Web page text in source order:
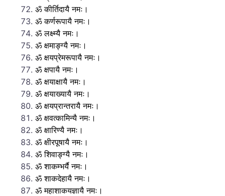
ॐ कीर्तिदायै नमः।
ॐ कर्णरूपायै नमः।
ॐ लक्ष्म्यै नमः।
ॐ क्षमाङ्ग्यै नमः।
ॐ क्षयप्रेमरूपायै नमः।
ॐ क्षपायै नमः।
ॐ क्षयाक्षायै नमः।
ॐ क्षयाख्यायै नमः।
ॐ क्षयप्रान्तरायै नमः।
ॐ क्षवत्कामिन्यै नमः।
ॐ क्षारिण्यै नमः।
ॐ क्षीरपूषायै नमः।
ॐ शिवाङ्ग्यै नमः।
ॐ शाकम्भर्यै नमः।
ॐ शाकदेहायै नमः।
ॐ महाशाकयज्ञायै नमः।